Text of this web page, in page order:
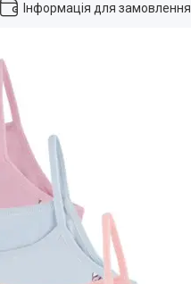
Інформація для замовлення